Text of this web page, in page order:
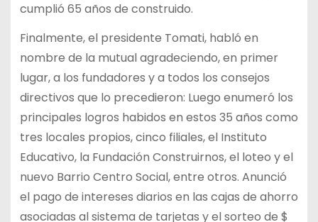
cumplió 65 años de construido.
Finalmente, el presidente Tomati, habló en
nombre de la mutual agradeciendo, en primer
lugar, a los fundadores y a todos los consejos
directivos que lo precedieron: Luego enumeró los
principales logros habidos en estos 35 años como
tres locales propios, cinco filiales, el Instituto
Educativo, la Fundación Construirnos, el loteo y el
nuevo Barrio Centro Social, entre otros. Anunció
el pago de intereses diarios en las cajas de ahorro
asociadas al sistema de tarjetas y el sorteo de $